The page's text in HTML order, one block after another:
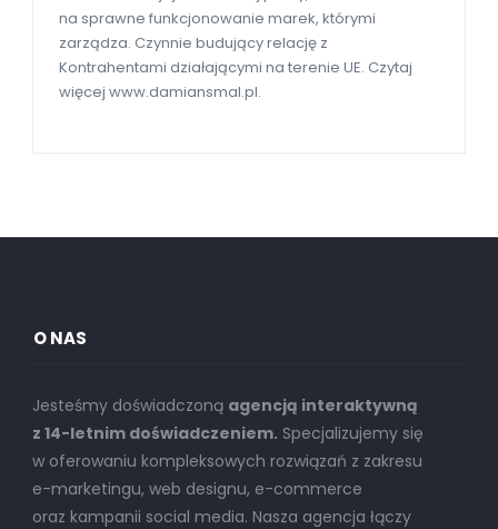
na sprawne funkcjonowanie marek, którymi
zarządza. Czynnie budujący relację z
Kontrahentami działającymi na terenie UE. Czytaj
więcej www.damiansmal.pl.
O NAS
Jesteśmy doświadczoną agencją interaktywną
z 14-letnim doświadczeniem.Specjalizujemy się
w oferowaniu kompleksowych rozwiązań z zakresu
e-marketingu, web designu, e-commerce
oraz kampanii social media. Nasza agencja łączy